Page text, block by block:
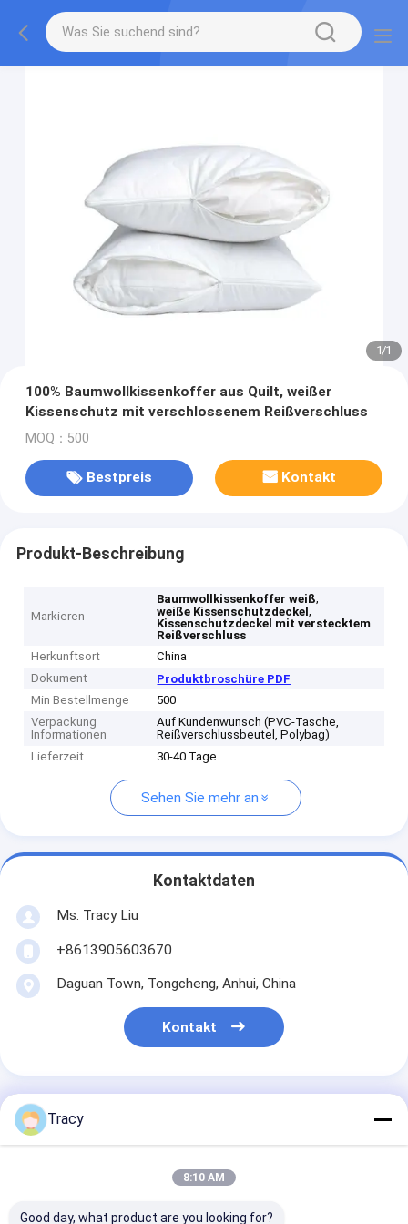
1/1
100% Baumwollkissenkoffer aus Quilt, weißer
Kissenschutz mit verschlossenem Reißverschluss
MOQ：500
Bestpreis Kontakt
Produkt-Beschreibung
Markieren
Baumwollkissenkoffer weiß,
weiße Kissenschutzdeckel,
Kissenschutzdeckel mit verstecktem
Reißverschluss
Herkunftsort
China
Dokument
Produktbroschüre PDF
Min Bestellmenge
500
Verpackung
Informationen
Auf Kundenwunsch (PVC-Tasche,
Reißverschlussbeutel, Polybag)
Lieferzeit
30-40 Tage
Sehen Sie mehr an
Kontaktdaten
Ms. Tracy Liu
+8613905603670
Daguan Town, Tongcheng, Anhui, China
Kontakt
Erhalten Sie Den Besten Preis Für
100% Baumwollkissenkoffer
Kissenschutz mit
Tracy
8:10 AM
Good day, what product are you looking for?